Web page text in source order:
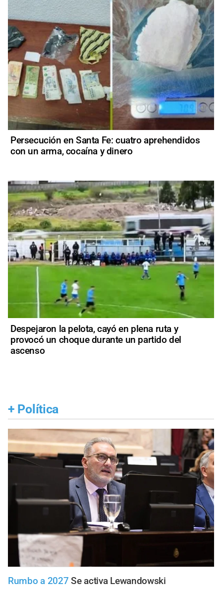
Persecución en Santa Fe: cuatro aprehendidos
con un arma, cocaína y dinero
Despejaron la pelota, cayó en plena ruta y
provocó un choque durante un partido del
ascenso
+ Política
Rumbo a 2027 Se activa Lewandowski